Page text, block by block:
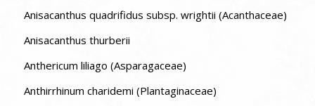
Anisacanthus quadrifidus subsp. wrightii (Acanthaceae)
Anisacanthus thurberii
Anthericum liliago (Asparagaceae)
Anthirrhinum charidemi (Plantaginaceae)